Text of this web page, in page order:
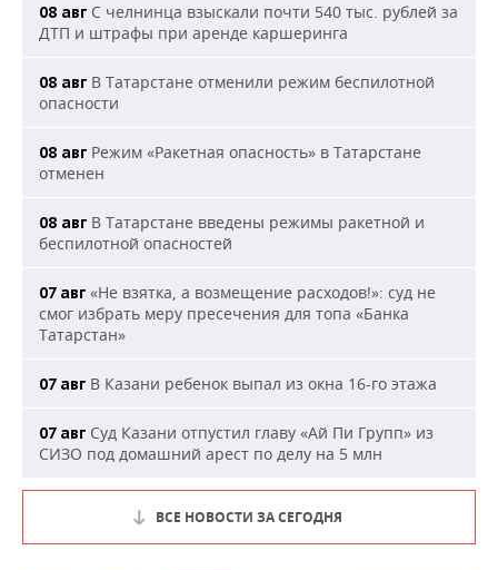
08 авг С челнинца взыскали почти 540 тыс. рублей за
ДТП и штрафы при аренде каршеринга
08 авг В Татарстане отменили режим беспилотной
опасности
08 авг Режим «Ракетная опасность» в Татарстане
отменен
08 авг В Татарстане введены режимы ракетной и
беспилотной опасностей
07 авг «Не взятка, а возмещение расходов!»: суд не
смог избрать меру пресечения для топа «Банка
Татарстан»
07 авг В Казани ребенок выпал из окна 16-го этажа
07 авг Суд Казани отпустил главу «Ай Пи Групп» из
СИЗО под домашний арест по делу на 5 млн
ВСЕ НОВОСТИ ЗА СЕГОДНЯ